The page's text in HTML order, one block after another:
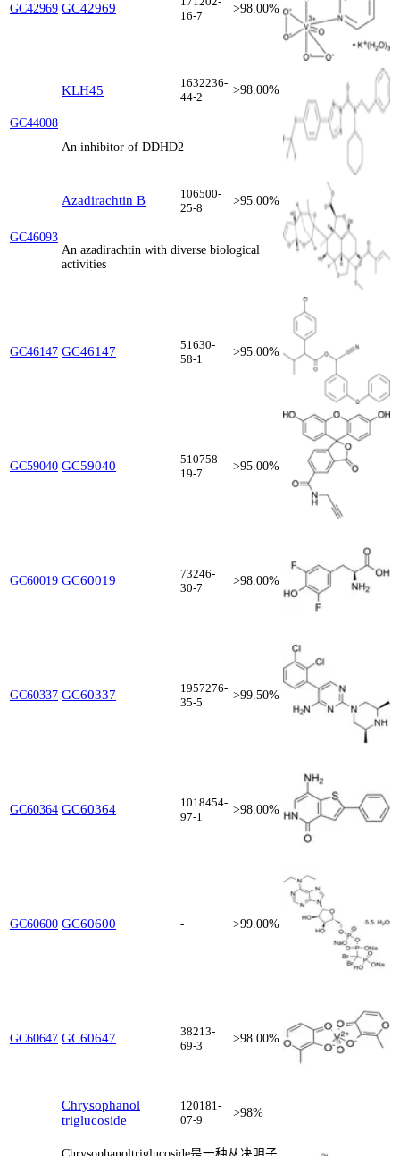
GC42969 GC42969
16-7
>98.00%
GC44008
KLH45
1632236-
44-2
>98.00%
An inhibitor of DDHD2
GC46093
Azadirachtin B
106500-
25-8
>95.00%
An azadirachtin with diverse biological
activities
GC46147 GC46147
51630-
58-1
>95.00%
GC59040 GC59040
510758-
19-7
>95.00%
GC60019 GC60019
73246-
30-7
>98.00%
GC60337 GC60337
1957276-
35-5
>99.50%
GC60364 GC60364
1018454-
97-1
>98.00%
GC60600 GC60600 - >99.00%
GC60647 GC60647
38213-
69-3
>98.00%
Chrysophanol
triglucoside
120181-
07-9
>98%